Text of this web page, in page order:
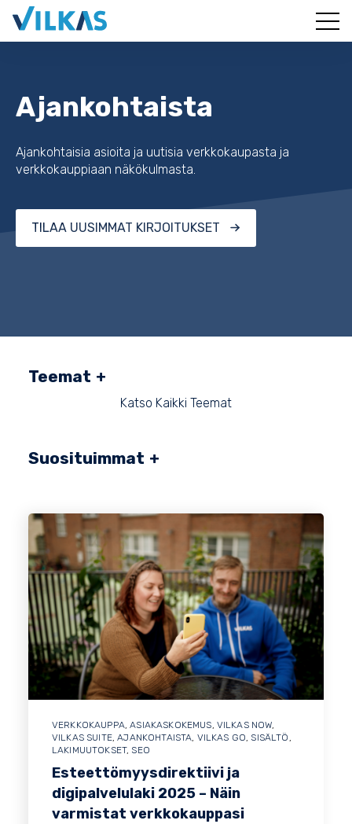
Ajankohtaista
Ajankohtaisia asioita ja uutisia verkkokaupasta ja
verkkokauppiaan näkökulmasta.
TILAA UUSIMMAT KIRJOITUKSET
VERKKOKAUPPA ,ASIAKASKOKEMUS VILKAS NOW
VILKAS SUITE,AJANKOHTAISTA VILKAS GO SISÄLTÖ
LAKIMUUTOKSET, SEO
Esteettömyysdirektiivi ja
digipalvelulaki 2025 – Näin
varmistat verkkokauppasi
Teemat
Katso Kaikki Teemat
Suosituimmat